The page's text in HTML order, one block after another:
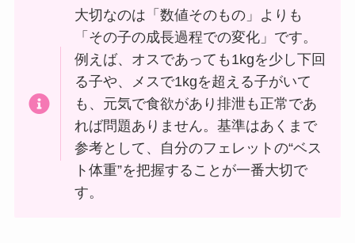
大切なのは「数値そのもの」よりも
「その子の成長過程での変化」です。
例えば、オスであっても1kgを少し下回
る子や、メスで1kgを超える子がいて
も、元気で食欲があり排泄も正常であ
れば問題ありません。基準はあくまで
参考として、自分のフェレットの“ベス
ト体重”を把握することが一番大切で
す。